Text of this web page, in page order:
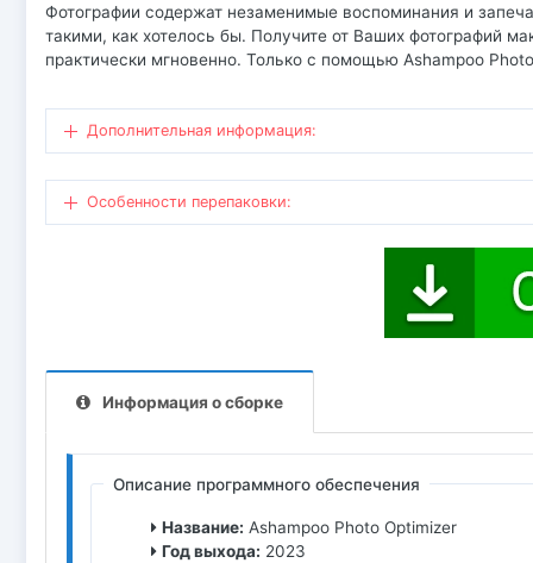
Фотографии содержат незаменимые воспоминания и
такими, как хотелось бы. Получите от Ваших фотографий
практически мгновенно. Только с помощью Ashampoo
Дополнительная информация:
Особенности перепаковки:
Информация о сборке
Описание программного обеспечения
Название: Ashampoo Photo Optimizer
Год выхода: 2023